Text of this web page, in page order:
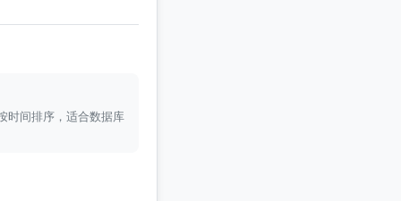
时间排序，适合数据库